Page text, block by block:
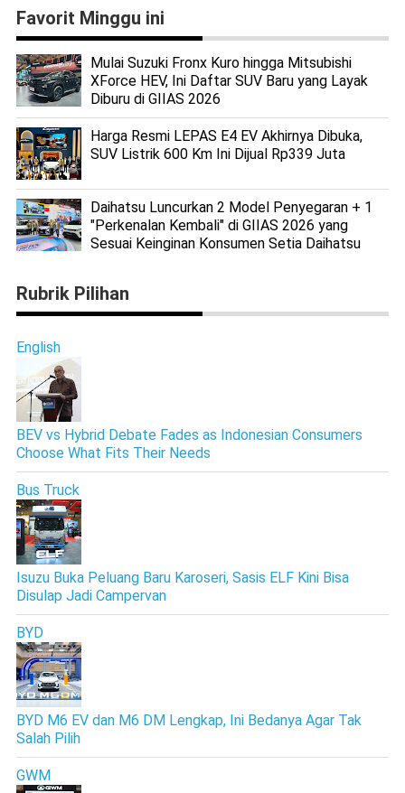
Favorit Minggu ini
Mulai Suzuki Fronx Kuro hingga Mitsubishi
XForce HEV, Ini Daftar SUV Baru yang Layak
Diburu di GIIAS 2026
Harga Resmi LEPAS E4 EV Akhirnya Dibuka,
SUV Listrik 600 Km Ini Dijual Rp339 Juta
Daihatsu Luncurkan 2 Model Penyegaran + 1
"Perkenalan Kembali" di GIIAS 2026 yang
Sesuai Keinginan Konsumen Setia Daihatsu
Rubrik Pilihan
English
BEV vs Hybrid Debate Fades as Indonesian Consumers
Choose What Fits Their Needs
Bus Truck
Isuzu Buka Peluang Baru Karoseri, Sasis ELF Kini Bisa
Disulap Jadi Campervan
BYD
BYD M6 EV dan M6 DM Lengkap, Ini Bedanya Agar Tak
Salah Pilih
GWM